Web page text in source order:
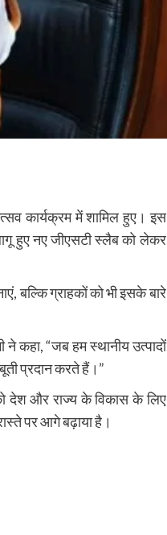
कार्यक्रम में शामिल हुए। इस
हुए नए जीएसटी स्लैब को लेकर
बल्कि ग्राहकों को भी इसके बारे
ने कहा, “जब हम स्थानीय उत्पादों
प्रदान करते हैं।”
देश और राज्य के विकास के लिए
पर आगे बढ़ाया है।